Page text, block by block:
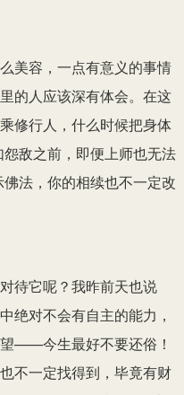
美容，一点有意义的事情
的人应该深有体会。在这
修行人，什么时候把身体
敌之前，即便上师也无法
法，你的相续也不一定改
待它呢？我昨前天也说
绝对不会有自主的能力，
——今生最好不要还俗！
不一定找得到，毕竟有财